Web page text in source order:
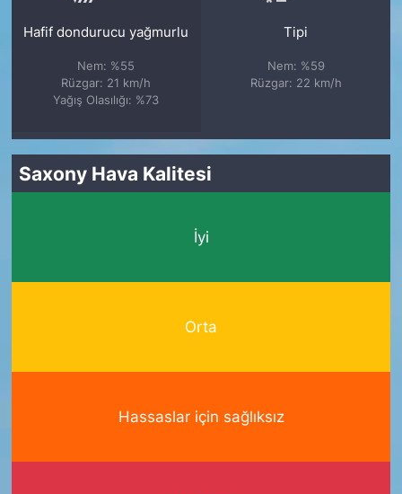
Hafif dondurucu yağmurlu
Nem: %55
Rüzgar: 21 km/h
Yağış Olasılığı: %73
Tipi
Nem: %59
Rüzgar: 22 km/h
Saxony Hava Kalitesi
İyi
Orta
Hassaslar için sağlıksız